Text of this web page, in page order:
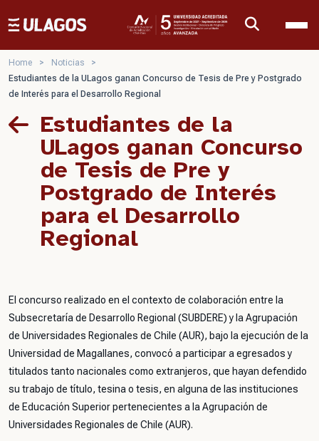
Ulagos Template
Home > Noticias
>
Estudiantes de la ULagos ganan Concurso de Tesis de Pre y Postgrado
de Interés para el Desarrollo Regional
Estudiantes de la
ULagos ganan Concurso
de Tesis de Pre y
Postgrado de Interés
para el Desarrollo
Regional
El concurso realizado en el contexto de colaboración entre la
Subsecretaría de Desarrollo Regional (SUBDERE) y la Agrupación
de Universidades Regionales de Chile (AUR), bajo la ejecución de la
Universidad de Magallanes, convocó a participar a egresados y
titulados tanto nacionales como extranjeros, que hayan defendido
su trabajo de título, tesina o tesis, en alguna de las instituciones
de Educación Superior pertenecientes a la Agrupación de
Universidades Regionales de Chile (AUR).